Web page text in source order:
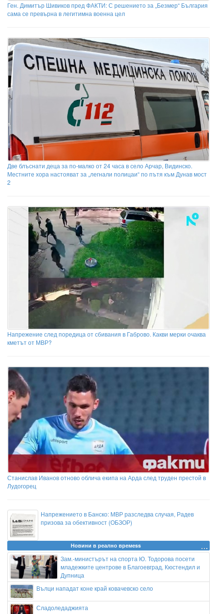
Ген. Димитър Шивиков пред ФАКТИ: С решението за „Безмер“ България
сама се превърна в легитимна военна цел
Две блъснати деца за по-малко от 24 часа в село Арчар, Видинско.
Местните хора настояват за „легнали полицаи“ по пътя към Дунав мост
2
Напрежение след поредица от сбивания в Габрово. Какви мерки очаква
кметът от МВР?
Станислав Иванов отново облича екипа на Арда след труден престой в
Лудогорец
Напрежението в Банско: МВР разследва случая, Радев
призова за обективност (ОБЗОР)
Новини в реално времеss
Зам.-министърът на спорта Ю. Тодорова посети
младежките центрове в Благоевград, Кюстендил и
Дупница
Вълци нападат коне край ковачевско село
Сладоледаджията